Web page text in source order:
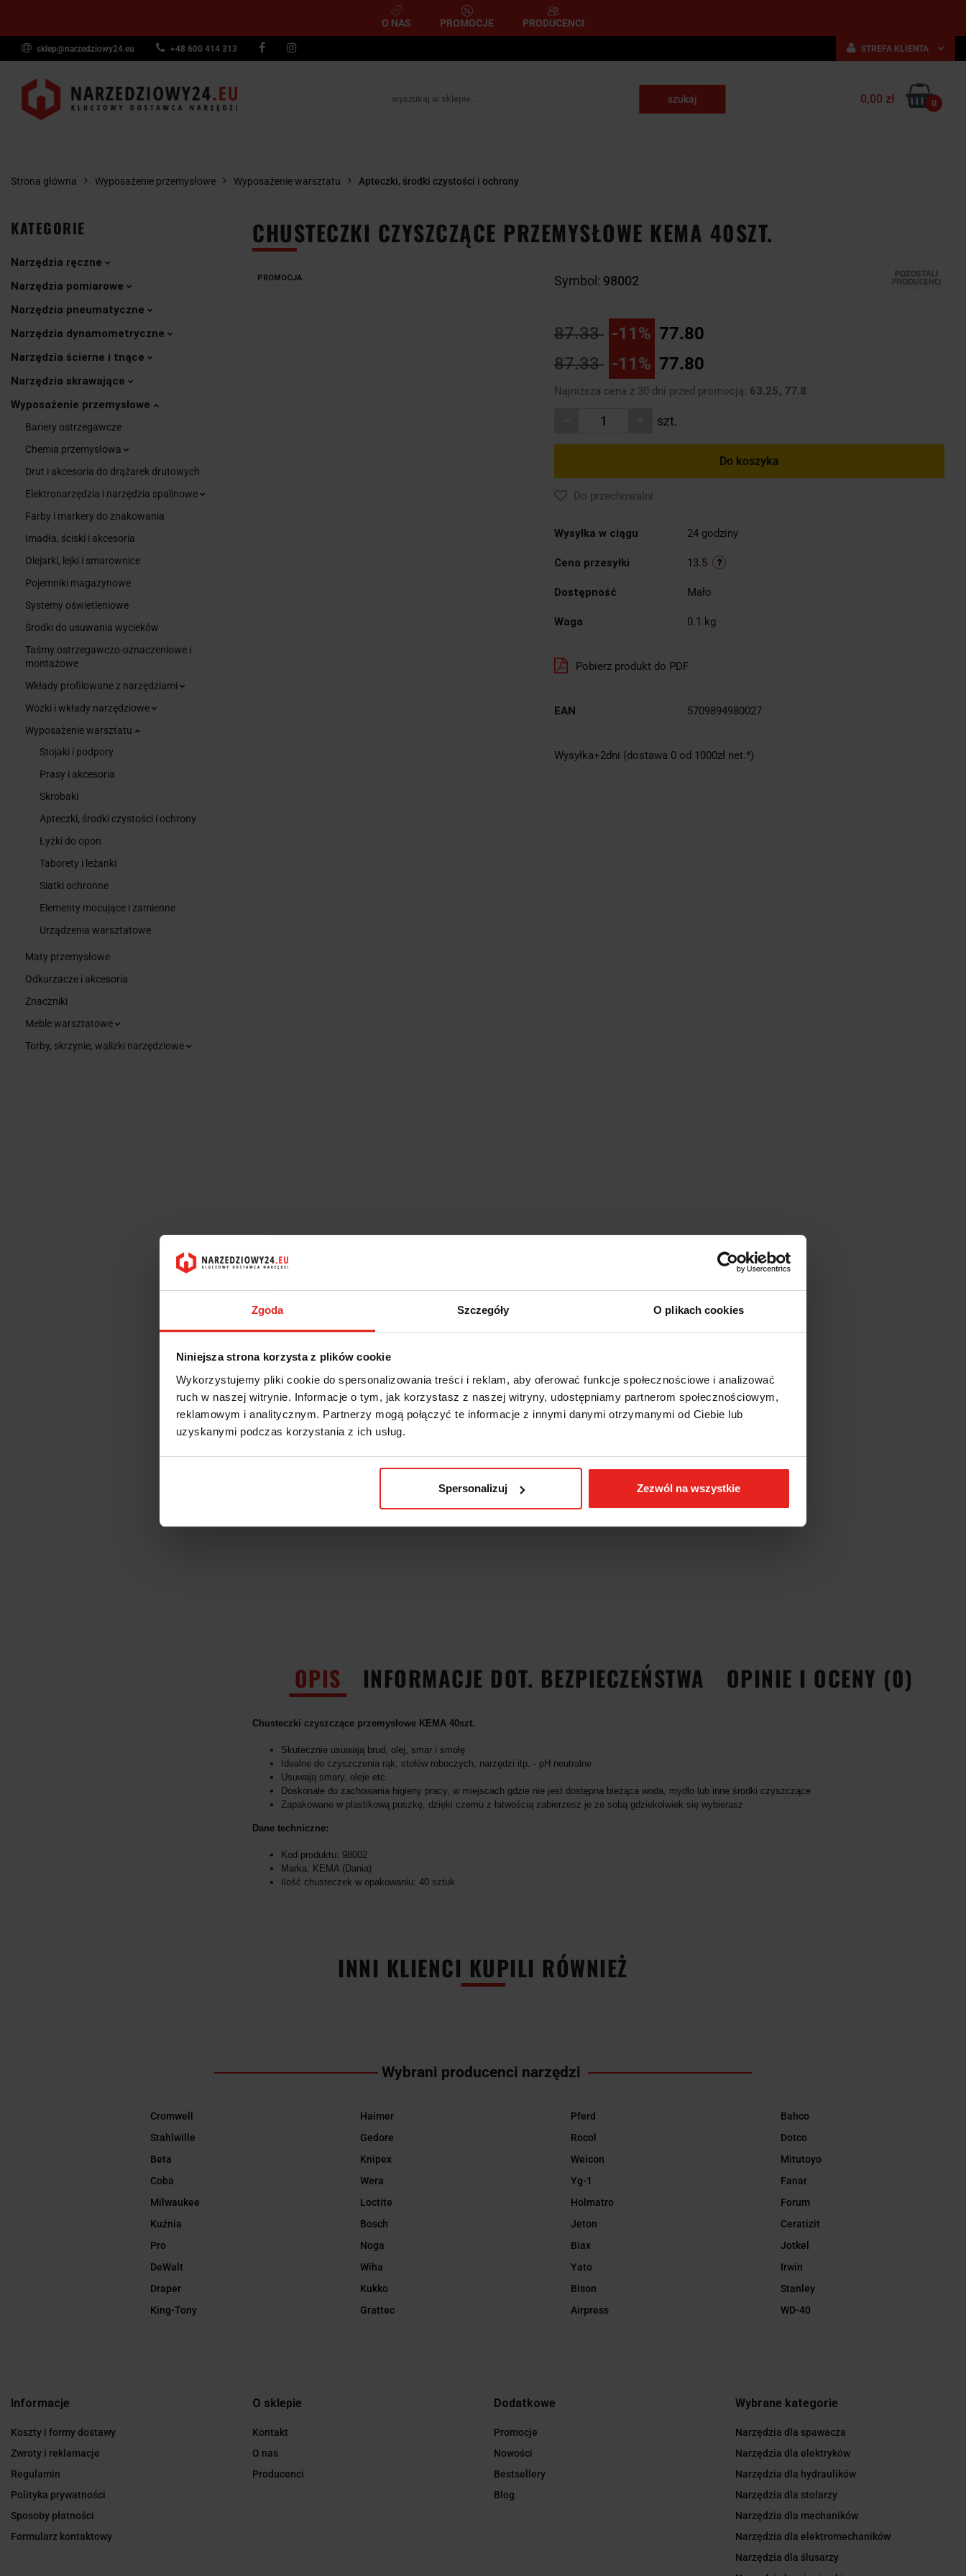
Zgoda Szczegóły O plikach cookies
Niniejsza strona korzysta z plików cookie
Wykorzystujemy pliki cookie do spersonalizowania treści i reklam, aby oferować funkcje społecznościowe i analizować
ruch w naszej witrynie. Informacje o tym, jak korzystasz z naszej witryny, udostępniamy partnerom społecznościowym,
reklamowym i analitycznym. Partnerzy mogą połączyć te informacje z innymi danymi otrzymanymi od Ciebie lub
uzyskanymi podczas korzystania z ich usług.
Spersonalizuj Zezwól na wszystkie
O NAS PROMOCJE PRODUCENCI
sklep@narzedziowy24.eu +48 600 414 313 STREFA KLIENTA
Zaloguj się
Zarejestruj się
0,00 zł 0
Narzędzia ręczne Narzędzia pomiarowe Narzędzia pneumatyczne
Narzędzia dynamometryczne Narzędzia skrawające
Strona główna Wyposażenie przemysłowe Wyposażenie warsztatu Apteczki, środki czystości i ochrony
KATEGORIE
Narzędzia ręczne
Narzędzia pomiarowe
Narzędzia pneumatyczne
Narzędzia dynamometryczne
Narzędzia ścierne i tnące
Narzędzia skrawające
Wyposażenie przemysłowe
Bariery ostrzegawcze
Chemia przemysłowa
Drut i akcesoria do drążarek drutowych
Elektronarzędzia i narzędzia spalinowe
Farby i markery do znakowania
Imadła, ściski i akcesoria
Olejarki, lejki i smarownice
Pojemniki magazynowe
Systemy oświetleniowe
Środki do usuwania wycieków
Taśmy ostrzegawczo-oznaczeniowe i
montażowe
Wkłady profilowane z narzędziami
Wózki i wkłady narzędziowe
Wyposażenie warsztatu
Stojaki i podpory
Prasy i akcesoria
Skrobaki
Apteczki, środki czystości i ochrony
Łyżki do opon
Taborety i leżanki
Siatki ochronne
Elementy mocujące i zamienne
Urządzenia warsztatowe
Maty przemysłowe
Odkurzacze i akcesoria
Znaczniki
Meble warsztatowe
Torby, skrzynie, walizki narzędziowe
CHUSTECZKI CZYSZCZĄCE PRZEMYSŁOWE KEMA 40SZT.
PROMOCJA Symbol: 98002
87.33 -11% 77.80
87.33
-11% 77.80
Najniższa cena z 30 dni przed promocją: 63.25 77.8
szt.
Do koszyka
Do przechowalni
Wysyłka w ciągu 24 godziny
Cena przesyłki 13.5
Dostępność Mało
Waga 0.1 kg
Pobierz produkt do PDF
EAN 5709894980027
Wysyłka+2dni (dostawa 0 od 1000zł net.*)
OPIS INFORMACJE DOT. BEZPIECZEŃSTWA OPINIE I OCENY (0)
Chusteczki czyszczące przemysłowe KEMA 40szt.
Skutecznie usuwają brud, olej, smar i smołę
Idealne do czyszczenia rąk, stołów roboczych, narzędzi itp. - pH neutralne
Usuwają smary, oleje etc.
Doskonałe do zachowania higieny pracy, w miejscach gdzie nie jest dostępna bieżąca woda, mydło lub inne środki czyszczące
Zapakowane w plastikową puszkę, dzięki czemu z łatwością zabierzesz je ze sobą gdziekolwiek się wybierasz
Dane techniczne:
Kod produktu: 98002
Marka: KEMA (Dania)
Ilość chusteczek w opakowaniu: 40 sztuk.
INNI KLIENCI KUPILI RÓWNIEŻ
Wybrani producenci narzędzi
Cromwell
Stahlwille
Beta
Coba
Milwaukee
Kuźnia
Pro
DeWalt
Draper
King-Tony
Haimer
Gedore
Knipex
Wera
Loctite
Bosch
Noga
Wiha
Kukko
Grattec
Pferd
Rocol
Weicon
Yg-1
Holmatro
Jeton
Biax
Yato
Bison
Airpress
Bahco
Dotco
Mitutoyo
Fanar
Forum
Ceratizit
Jotkel
Irwin
Stanley
WD-40
Informacje
Koszty i formy dostawy
Zwroty i reklamacje
Regulamin
Polityka prywatności
Sposoby płatności
Formularz kontaktowy
O sklepie
Kontakt
O nas
Producenci
Dodatkowe
Promocje
Nowości
Bestsellery
Blog
Wybrane kategorie
Narzędzia dla spawacza
Narzędzia dla elektryków
Narzędzia dla hydraulików
Narzędzia dla stolarzy
Narzędzia dla mechaników
Narzędzia dla elektromechaników
Narzędzia dla ślusarzy